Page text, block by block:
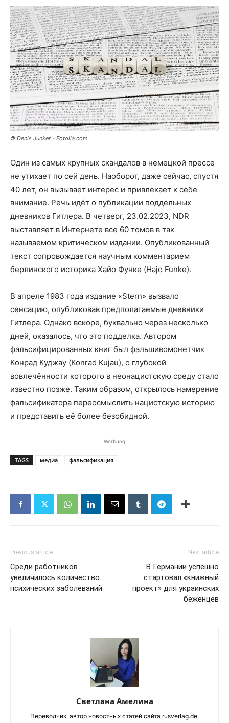
© Denis Junker - Fotolia.com
Один из самых крупных скандалов в немецкой прессе
не утихает по сей день. Наоборот, даже сейчас, спустя
40 лет, он вызывает интерес и привлекает к себе
внимание. Речь идёт о публикации поддельных
дневников Гитлера. В четверг, 23.02.2023, NDR
выставляет в Интернете все 60 томов в так
называемом критическом издании. Опубликованный
текст сопровождается научным комментарием
берлинского историка Хайо Функе (Hajo Funke).
В апреле 1983 года издание «Stern» вызвало
сенсацию, опубликовав предполагаемые дневники
Гитлера. Однако вскоре, буквально через несколько
дней, оказалось, что это подделка. Автором
фальсифицированных книг был фальшивомонетчик
Конрад Куджау (Konrad Kujau), о глубокой
вовлечённости которого в неонацистскую среду стало
известно позже. Таким образом, открылось намерение
фальсификатора переосмыслить нацистскую историю
и представить её более безобидной.
Werbung
TAGS медиа фальсификация
Previous article
Среди работников
увеличилось количество
психических заболеваний
Next article
В Германии успешно
стартовал «книжный
проект» для украинских
беженцев
Светлана Амелина
Переводчик, автор новостных статей сайта rusverlag.de.